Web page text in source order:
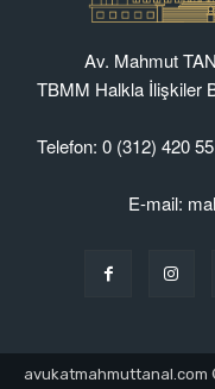
Av. Mahmut
TBMM Halkla İlişkiler
Telefon: 0 (312) 420
E-mail:
avukatmahmuttanal.com